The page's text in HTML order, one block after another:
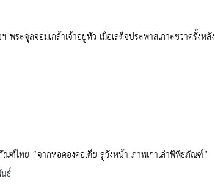
ระจุลจอมเกล้าเจ้าอยู่หัว เมื่อเสด็จประพาสเกาะชวาครั้งหลัง
ฑ์ไทย “จากหอคองคอเดีย สู่วังหน้า ภาพเก่าเล่าพิพิธภัณฑ์”
ธ์